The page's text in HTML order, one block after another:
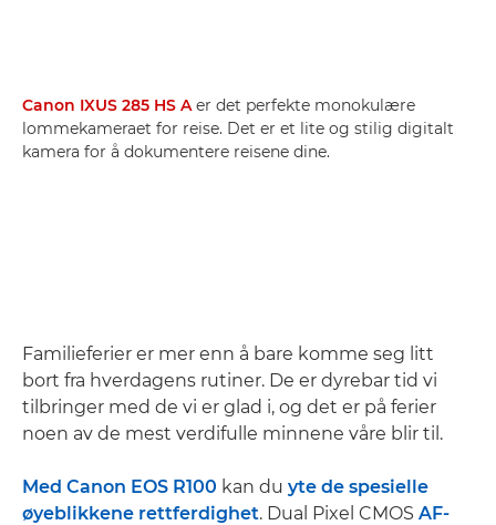
Canon IXUS 285 HS A er det perfekte monokulære
lommekameraet for reise. Det er et lite og stilig digitalt
kamera for å dokumentere reisene dine.
Familieferier er mer enn å bare komme seg litt
bort fra hverdagens rutiner. De er dyrebar tid vi
tilbringer med de vi er glad i, og det er på ferier
noen av de mest verdifulle minnene våre blir til.
Med Canon EOS R100 kan du yte de spesielle
øyeblikkene rettferdighet. Dual Pixel CMOS AF-